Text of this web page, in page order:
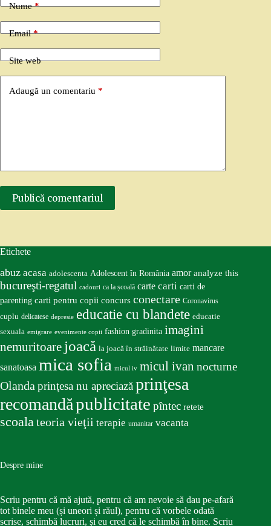
Nume*
Email*
Site web
Adaugă un comentariu *
Publică comentariul
Etichete
abuz acasa adolescenta Adolescent în România amor analyze this
bucureşti-regatul cadouri ca la școală carte carti carti de
parenting carti pentru copii concurs conectare Coronavirus
cuplu delicatese depresie educatie cu blandete educatie
sexuala emigrare evenimente copii fashion gradinita imagini
nemuritoare joacă la joacă în străinătate limite mancare
sanatoasa mica sofia micul iv micul ivan nocturne
Olandaprinţesa nu apreciazăprinţesa
recomandăpublicitate pîntec retete
scoalateoria vieţii terapie umanitar vacanta
Despre mine
Scriu pentru că mă ajută, pentru că am nevoie să dau pe-afară
tot binele meu (și uneori și răul), pentru că vorbele odată
scrise, schimbă lucruri, și eu cred că le schimbă în bine. Scriu